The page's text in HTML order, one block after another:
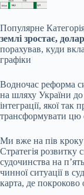
Популярне
землі зростає,
порахував, куди
графіки
Водночас реформа
на шляху України
інтеграції, якої так
трансформувати цю
Ми вже на пів
Стратегія розвитку
судочинства на
чинної ситуації в
карта, де